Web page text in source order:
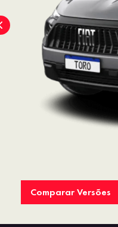
Comparar Versões